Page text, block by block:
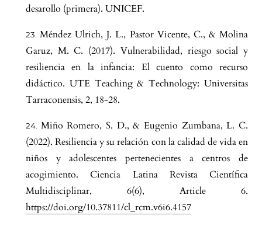
desarollo (primera). UNICEF.
Méndez Ulrich, J. L., Pastor Vicente, C., & Molina
Garuz, M. C. (2017). Vulnerabilidad, riesgo social y
resiliencia en la infancia: El cuento como recurso
didáctico. UTE Teaching & Technology: Universitas
Tarraconensis, 2, 18-28.
Miño Romero, S. D., & Eugenio Zumbana, L. C.
(2022). Resiliencia y su relación con la calidad de vida en
niños y adolescentes pertenecientes a centros de
acogimiento. Ciencia Latina Revista Científica
Multidisciplinar, 6(6), Article 6.
https://doi.org/10.37811/cl_rcm.v6i6.4157